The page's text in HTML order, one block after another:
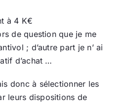
à 4 K€
de question que je me
; d’autre part je n’ ai
d’achat …
donc à sélectionner les
leurs dispositions de